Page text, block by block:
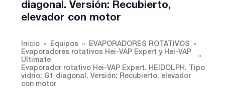
diagonal. Versión: Recubierto,
elevador con motor
Inicio Equipos
EVAPORADORES ROTATIVOS
Evaporadores rotativos Hei-VAP Expert y Hei-VAP
Ultimate
Evaporador rotativo Hei-VAP Expert. HEIDOLPH. Tipo
vidrio: G1 diagonal. Versión: Recubierto, elevador
con motor